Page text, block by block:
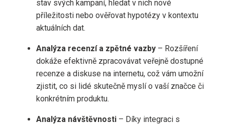
stav svých kampaní, hledat v nich nové
příležitosti nebo ověřovat hypotézy v kontextu
aktuálních dat.
Analýza recenzí a zpětné vazby – Rozšíření
dokáže efektivně zpracovávat veřejně dostupné
recenze a diskuse na internetu, což vám umožní
zjistit, co si lidé skutečně myslí o vaší značce či
konkrétním produktu.
Analýza návštěvnosti – Díky integraci s